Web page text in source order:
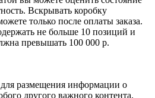
Вскрывать коробку
только после оплаты заказа.
не больше 10 позиций и
превышать 100 000 р.
размещения информации о
другого важного контента.